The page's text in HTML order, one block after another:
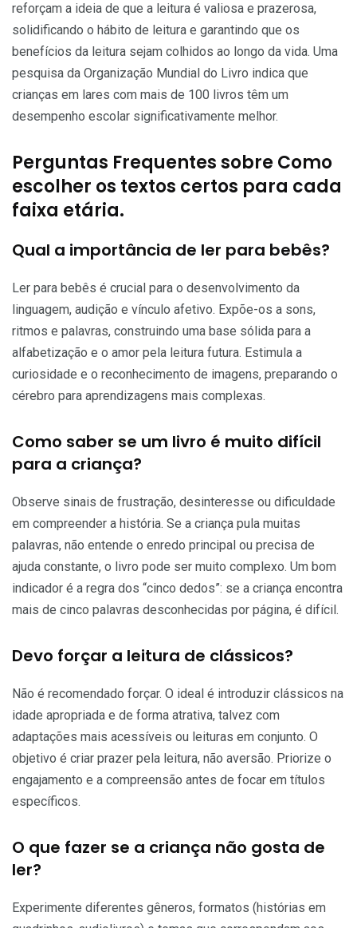
reforçam a ideia de que a leitura é valiosa e prazerosa,
solidificando o hábito de leitura e garantindo que os
benefícios da leitura sejam colhidos ao longo da vida. Uma
pesquisa da Organização Mundial do Livro indica que
crianças em lares com mais de 100 livros têm um
desempenho escolar significativamente melhor.
Perguntas Frequentes sobre Como
escolher os textos certos para cada
faixa etária.
Qual a importância de ler para bebês?
Ler para bebês é crucial para o desenvolvimento da
linguagem, audição e vínculo afetivo. Expõe-os a sons,
ritmos e palavras, construindo uma base sólida para a
alfabetização e o amor pela leitura futura. Estimula a
curiosidade e o reconhecimento de imagens, preparando o
cérebro para aprendizagens mais complexas.
Como saber se um livro é muito difícil
para a criança?
Observe sinais de frustração, desinteresse ou dificuldade
em compreender a história. Se a criança pula muitas
palavras, não entende o enredo principal ou precisa de
ajuda constante, o livro pode ser muito complexo. Um bom
indicador é a regra dos “cinco dedos”: se a criança encontra
mais de cinco palavras desconhecidas por página, é difícil.
Devo forçar a leitura de clássicos?
Não é recomendado forçar. O ideal é introduzir clássicos na
idade apropriada e de forma atrativa, talvez com
adaptações mais acessíveis ou leituras em conjunto. O
objetivo é criar prazer pela leitura, não aversão. Priorize o
engajamento e a compreensão antes de focar em títulos
específicos.
O que fazer se a criança não gosta de
ler?
Experimente diferentes gêneros, formatos (histórias em